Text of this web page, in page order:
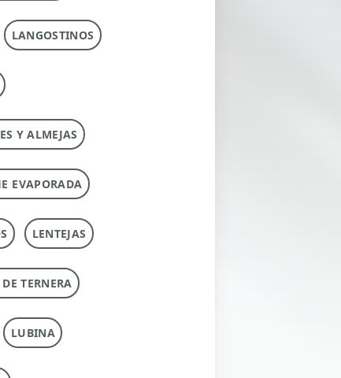
LANGOSTINOS
Y ALMEJAS
EVAPORADA
LENTEJAS
TERNERA
LUBINA